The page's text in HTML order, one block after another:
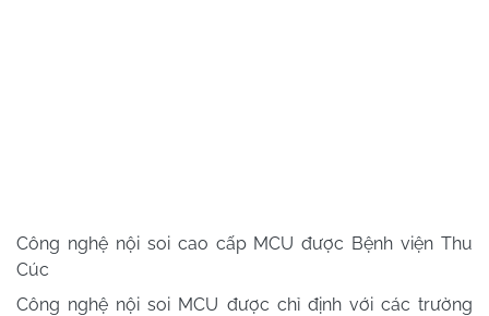
Công nghệ nội soi cao cấp MCU được Bệnh viện Thu
Cúc
Công nghệ nội soi MCU được chỉ định với các trường